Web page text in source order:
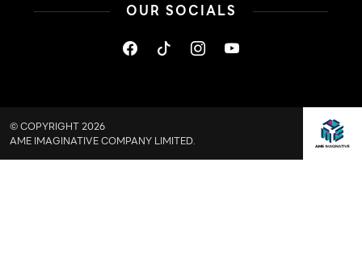
OUR SOCIALS
© COPYRIGHT 2026
AME IMAGINATIVE COMPANY LIMITED.